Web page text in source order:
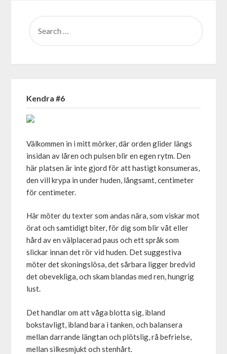
FOR:
Kendra #6
Välkommen in i mitt mörker, där orden glider längs
insidan av låren och pulsen blir en egen rytm. Den
här platsen är inte gjord för att hastigt konsumeras,
den vill krypa in under huden, långsamt, centimeter
för centimeter.
Här möter du texter som andas nära, som viskar mot
örat och samtidigt biter, för dig som blir våt eller
hård av en välplacerad paus och ett språk som
slickar innan det rör vid huden. Det suggestiva
möter det skoningslösa, det sårbara ligger bredvid
det obevekliga, och skam blandas med ren, hungrig
lust.
Det handlar om att våga blotta sig, ibland
bokstavligt, ibland bara i tanken, och balansera
mellan darrande längtan och plötslig, rå befrielse,
mellan silkesmjukt och stenhårt.